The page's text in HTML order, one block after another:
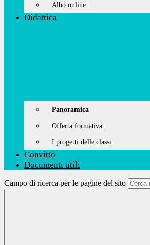
Albo online
Didattica
Panoramica
Offerta formativa
I progetti delle classi
Convitto
Documenti utili
Campo di ricerca per le pagine del sito